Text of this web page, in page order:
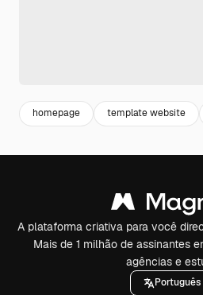
homepage template website
A plataforma criativa para você
Mais de 1 milhão de assinantes
agências e
Português